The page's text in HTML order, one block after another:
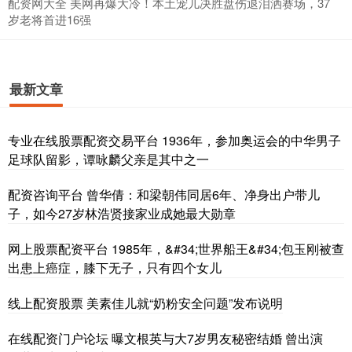
岁老将首进16强
最新文章
专业在线股票配资交易平台 1936年，参加奥运会的中华男子
足球队留影，谭咏麟父亲是其中之一
配资咨询平台 曾华倩：和梁朝伟同居6年、净身出户带儿
子，如今27岁林浩贤接家业成她最大勋章
网上股票配资平台 1985年，&#34;世界船王&#34;包玉刚被查
出患上癌症，膝下无子，只有四个女儿
线上配资股票 美素佳儿就“奶粉安全问题”发布说明
在线配资门户论坛 曝文根英与大7岁男友秘密结婚 曾出演